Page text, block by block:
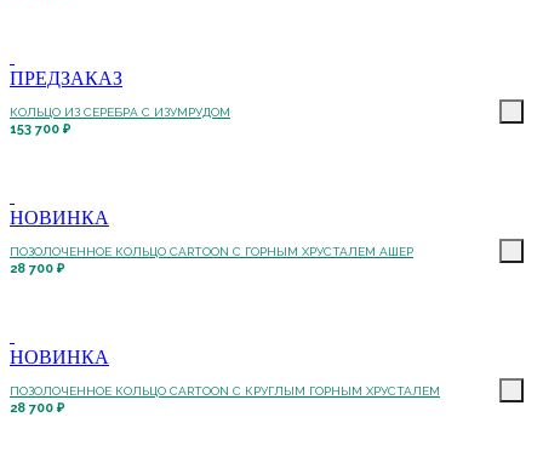
ПРЕДЗАКАЗ
КОЛЬЦО ИЗ СЕРЕБРА С ИЗУМРУДОМ
153 700 ₽
НОВИНКА
ПОЗОЛОЧЕННОЕ КОЛЬЦО CARTOON C ГОРНЫМ ХРУСТАЛЕМ АШЕР
28 700 ₽
НОВИНКА
ПОЗОЛОЧЕННОЕ КОЛЬЦО CARTOON C КРУГЛЫМ ГОРНЫМ ХРУСТАЛЕМ
28 700 ₽